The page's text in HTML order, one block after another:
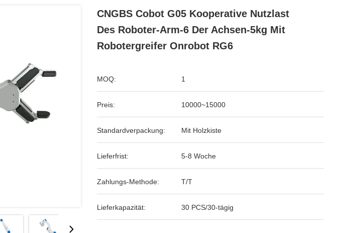
CNGBS Cobot G05 Kooperative Nutzlast
Des Roboter-Arm-6 Der Achsen-5kg Mit
Robotergreifer Onrobot RG6
MOQ: 1
Preis: 10000~15000
Standardverpackung: Mit Holzkiste
Lieferfrist: 5-8 Woche
Zahlungs-Methode: T/T
Lieferkapazität: 30 PCS/30-tägig